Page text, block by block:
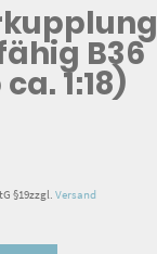
B36
1:18)
§19zzgl.Versand